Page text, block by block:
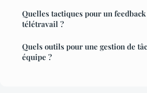
Quelles tactiques pour un
télétravail ?
Quels outils pour une gestion de
équipe ?